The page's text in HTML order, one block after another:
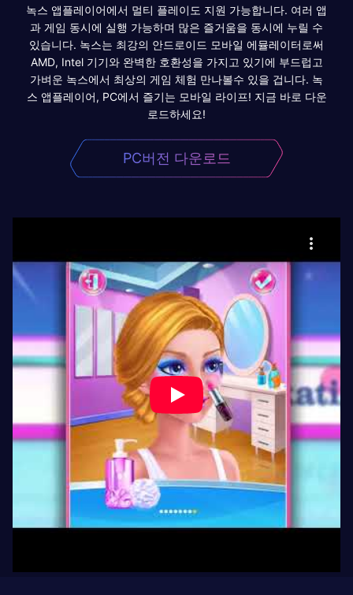
녹스 앱플레이어에서 멀티 플레이도 지원 가능합니다. 여러 앱
과 게임 동시에 실행 가능하며 많은 즐거움을 동시에 누릴 수
있습니다. 녹스는 최강의 안드로이드 모바일 에뮬레이터로써
AMD, Intel 기기와 완벽한 호환성을 가지고 있기에 부드럽고
가벼운 녹스에서 최상의 게임 체험 만나볼수 있을 겁니다. 녹
스 앱플레이어, PC에서 즐기는 모바일 라이프! 지금 바로 다운
로드하세요!
PC버전 다운로드